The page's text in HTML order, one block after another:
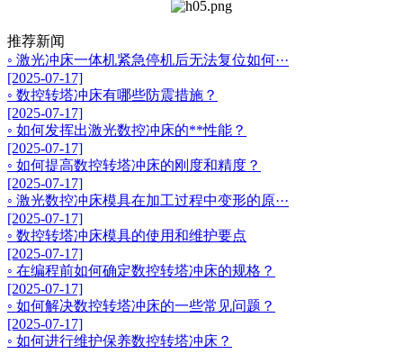
推荐新闻
◦ 激光冲床一体机紧急停机后无法复位如何···
[2025-07-17]
◦ 数控转塔冲床有哪些防震措施？
[2025-07-17]
◦ 如何发挥出激光数控冲床的**性能？
[2025-07-17]
◦ 如何提高数控转塔冲床的刚度和精度？
[2025-07-17]
◦ 激光数控冲床模具在加工过程中变形的原···
[2025-07-17]
◦ 数控转塔冲床模具的使用和维护要点
[2025-07-17]
◦ 在编程前如何确定数控转塔冲床的规格？
[2025-07-17]
◦ 如何解决数控转塔冲床的一些常见问题？
[2025-07-17]
◦ 如何进行维护保养数控转塔冲床？